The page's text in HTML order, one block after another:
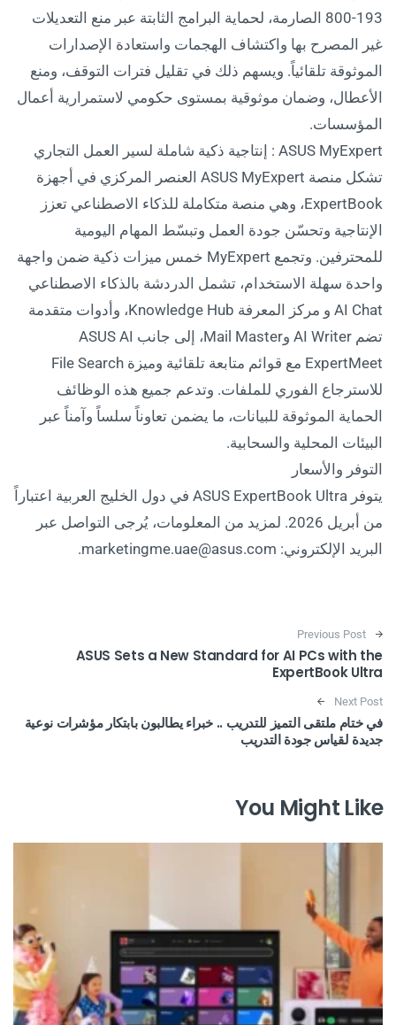
800-193 الصارمة، لحماية البرامج الثابتة عبر منع التعديلات
غير المصرح بها واكتشاف الهجمات واستعادة الإصدارات
الموثوقة تلقائياً. ويسهم ذلك في تقليل فترات التوقف، ومنع
الأعطال، وضمان موثوقية بمستوى حكومي لاستمرارية أعمال
المؤسسات.
ASUS MyExpert : إنتاجية ذكية شاملة لسير العمل التجاري
تشكل منصة ASUS MyExpert العنصر المركزي في أجهزة
ExpertBook، وهي منصة متكاملة للذكاء الاصطناعي تعزز
الإنتاجية وتحسّن جودة العمل وتبسّط المهام اليومية
للمحترفين. وتجمع MyExpert خمس ميزات ذكية ضمن واجهة
واحدة سهلة الاستخدام، تشمل الدردشة بالذكاء الاصطناعي
AI Chat و مركز المعرفة Knowledge Hub، وأدوات متقدمة
تضم AI Writer وMail Master، إلى جانب ASUS AI
ExpertMeet مع قوائم متابعة تلقائية وميزة File Search
للاسترجاع الفوري للملفات. وتدعم جميع هذه الوظائف
الحماية الموثوقة للبيانات، ما يضمن تعاوناً سلساً وآمناً عبر
البيئات المحلية والسحابية.
التوفر والأسعار
يتوفر ASUS ExpertBook Ultra في دول الخليج العربية اعتباراً
من أبريل 2026. لمزيد من المعلومات، يُرجى التواصل عبر
البريد الإلكتروني: marketingme.uae@asus.com.
Post navigation
Previous Post
ASUS Sets a New Standard for AI PCs with the
ExpertBook Ultra
Next Post
في ختام ملتقى التميز للتدريب .. خبراء يطالبون بابتكار مؤشرات نوعية
جديدة لقياس جودة التدريب
You Might Like